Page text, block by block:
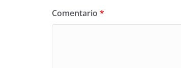
Comentario *